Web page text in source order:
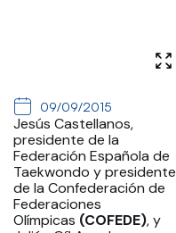
09/09/2015
Jesús Castellanos,
presidente de la
Federación Española de
Taekwondo y presidente
de la Confederación de
Federaciones
Olímpicas (COFEDE), y